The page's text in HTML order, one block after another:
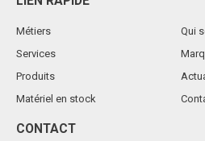
Métiers
Services
Produits
Matériel en stock
Qui
CONTACT